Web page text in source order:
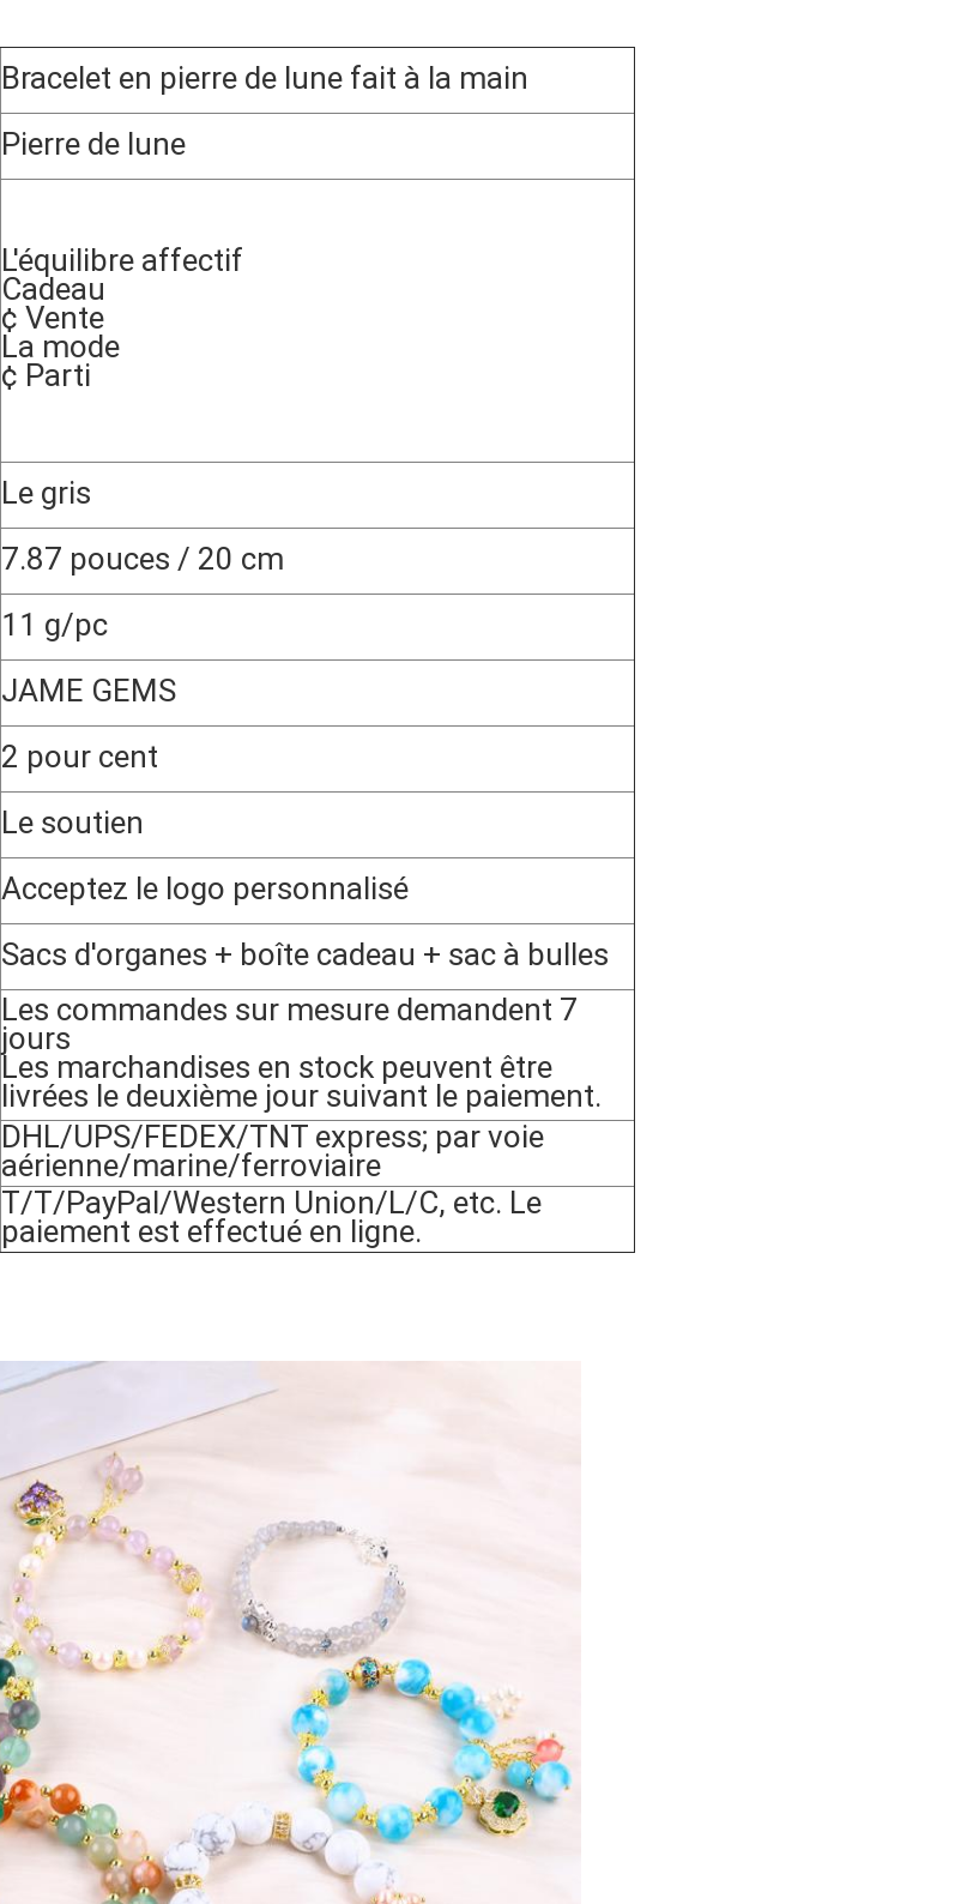
Bracelet en pierre de lune fait à la main
Pierre de lune
L'équilibre affectif
Cadeau
¢ Vente
La mode
¢ Parti
Le gris
7.87 pouces / 20 cm
11 g/pc
JAME GEMS
2 pour cent
Le soutien
Acceptez le logo personnalisé
Sacs d'organes + boîte cadeau + sac à bulles
Les commandes sur mesure demandent 7
jours
Les marchandises en stock peuvent être
livrées le deuxième jour suivant le paiement.
DHL/UPS/FEDEX/TNT express; par voie
aérienne/marine/ferroviaire
T/T/PayPal/Western Union/L/C, etc. Le
paiement est effectué en ligne.